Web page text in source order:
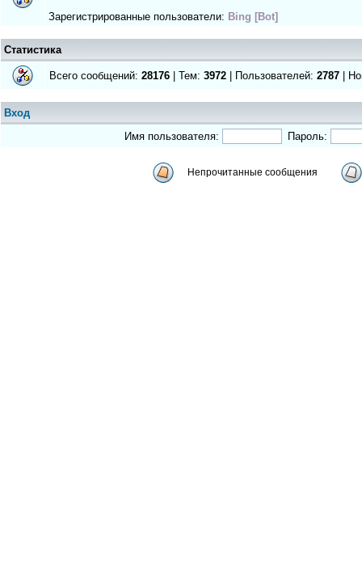
Зарегистрированные пользователи: Bing [Bot]
Статистика
Всего сообщений: 28176 | Тем: 3972 | Пользователей: 2787 |
Вход
Имя пользователя:
Пароль:
Непрочитанные сообщения